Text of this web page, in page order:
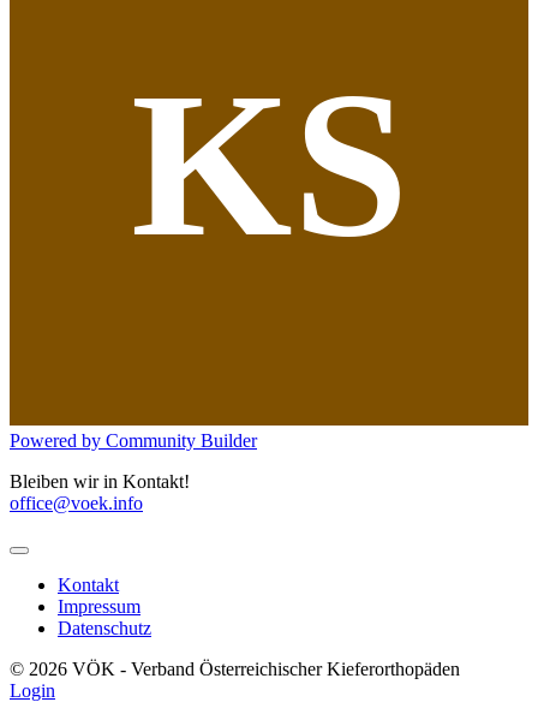
KS
Powered by Community Builder
Bleiben wir in Kontakt!
office@voek.info
Kontakt
Impressum
Datenschutz
© 2026 VÖK - Verband Österreichischer Kieferorthopäden
Login